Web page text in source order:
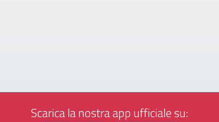
Scarica la nostra app ufficiale su: